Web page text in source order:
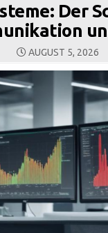
Der
AUGUST 5, 2026